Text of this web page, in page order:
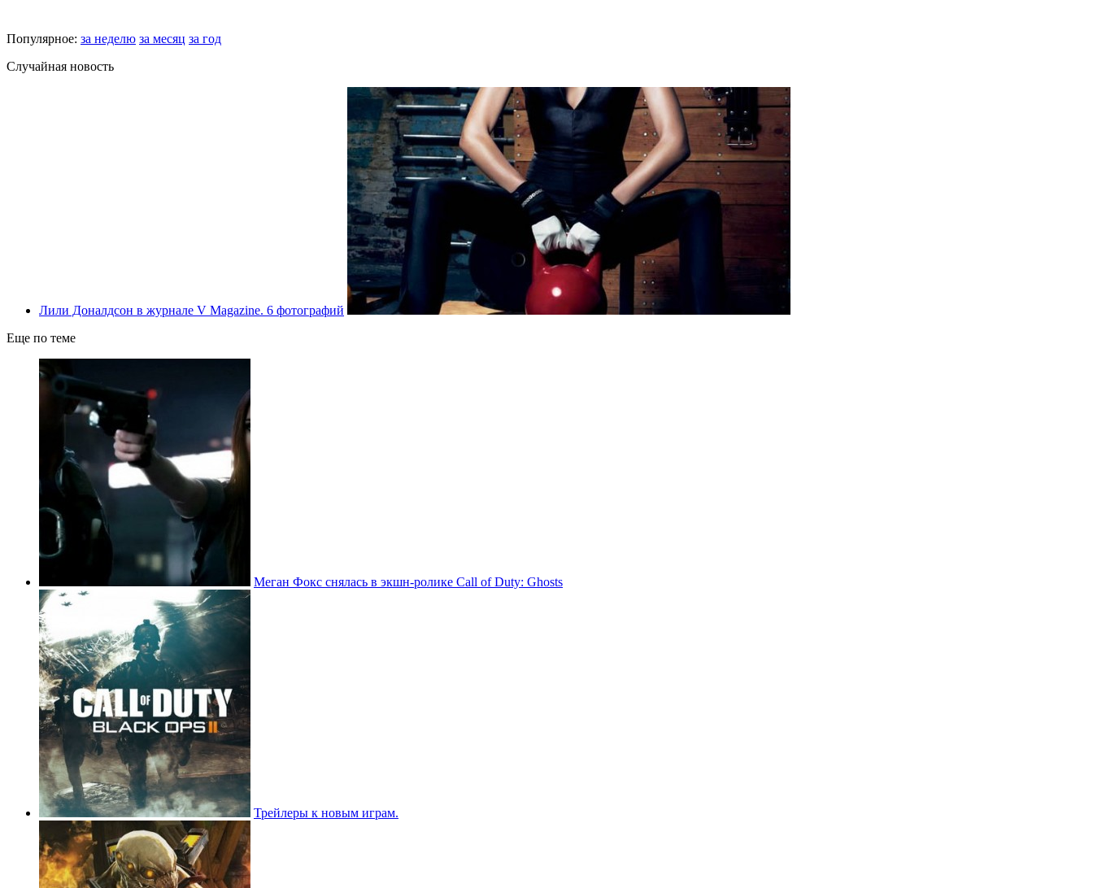
Популярное: за неделю за месяц за год
Случайная новость
Лили Доналдсон в журнале V Magazine. 6 фотографий
Еще по теме
Меган Фокс снялась в экшн-ролике Call of Duty: Ghosts
Трейлеры к новым играм.